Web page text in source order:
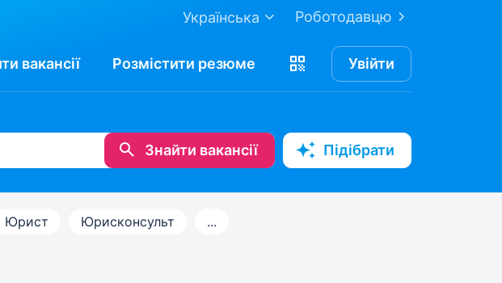
Роботодавцю
Українська
вакансії Розмістити резюме Увійти
Знайти вакансії Підібрати
Юрист Юрисконсульт ...